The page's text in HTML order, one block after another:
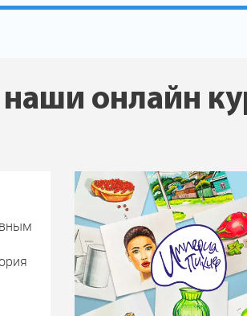
онлайн